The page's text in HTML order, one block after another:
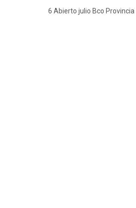
6 Abierto julio Bco Provincia